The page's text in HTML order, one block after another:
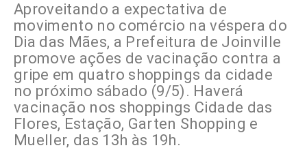
Aproveitando a expectativa de
movimento no comércio na véspera do
Dia das Mães, a Prefeitura de Joinville
promove ações de vacinação contra a
gripe em quatro shoppings da cidade
no próximo sábado (9/5). Haverá
vacinação nos shoppings Cidade das
Flores, Estação, Garten Shopping e
Mueller, das 13h às 19h.